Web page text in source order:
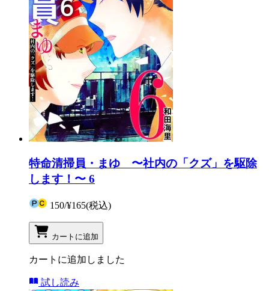
特命清掃員・まゆ 〜社内の「クズ」を駆除
します！〜 6
150/¥165(税込)
カートに追加
カートに追加しました
試し読み